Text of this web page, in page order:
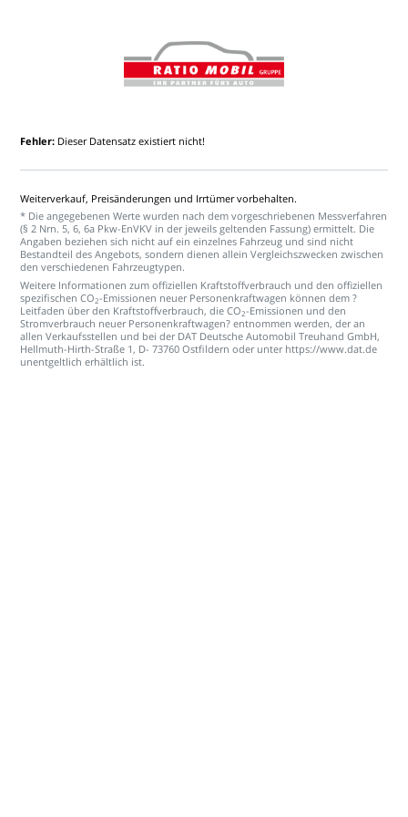
Fehler: Dieser Datensatz existiert nicht!
Weiterverkauf, Preisänderungen und Irrtümer vorbehalten.
* Die angegebenen Werte wurden nach dem vorgeschriebenen Messverfahren
(§ 2 Nrn. 5, 6, 6a Pkw-EnVKV in der jeweils geltenden Fassung) ermittelt. Die
Angaben beziehen sich nicht auf ein einzelnes Fahrzeug und sind nicht
Bestandteil des Angebots, sondern dienen allein Vergleichszwecken zwischen
den verschiedenen Fahrzeugtypen.
Weitere Informationen zum offiziellen Kraftstoffverbrauch und den offiziellen
spezifischen CO2-Emissionen neuer Personenkraftwagen können dem ?
Leitfaden über den Kraftstoffverbrauch, die CO2-Emissionen und den
Stromverbrauch neuer Personenkraftwagen? entnommen werden, der an
allen Verkaufsstellen und bei der DAT Deutsche Automobil Treuhand GmbH,
Hellmuth-Hirth-Straße 1, D- 73760 Ostfildern oder unter https://www.dat.de
unentgeltlich erhältlich ist.